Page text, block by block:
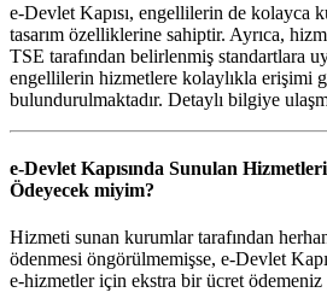
e-Devlet Kapısı, engellilerin de kolayca
tasarım özelliklerine sahiptir. Ayrıca,
TSE tarafından belirlenmiş standartlara
engellilerin hizmetlere kolaylıkla erişimi
bulundurulmaktadır. Detaylı bilgiye
e-Devlet Kapısında Sunulan
Ödeyecek miyim?
Hizmeti sunan kurumlar tarafından
ödenmesi öngörülmemişse, e-Devlet
e-hizmetler için ekstra bir ücret ödemeniz